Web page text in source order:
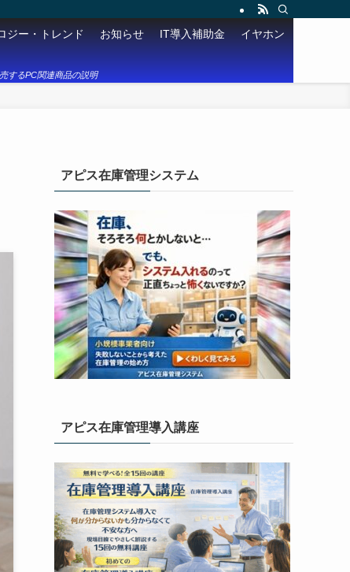
ジー・トレンド お知らせ IT導入補助金 イヤホン
するPC関連商品の説明
アピス在庫管理システム
アピス在庫管理導入講座